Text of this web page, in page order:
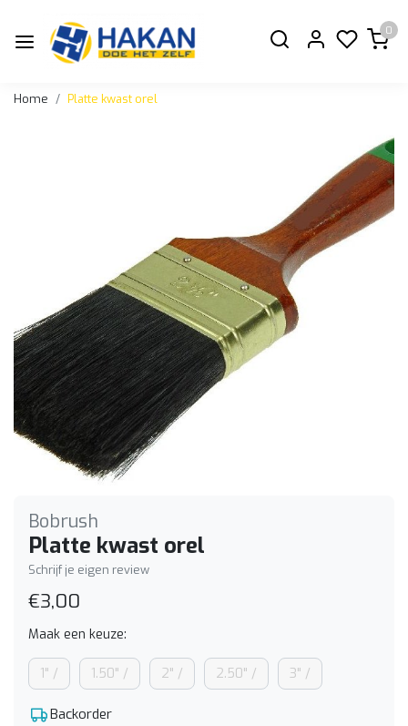
0
Home Platte kwast orel
Bobrush
Platte kwast orel
Schrijf je eigen review
€3,00
Maak een keuze:
1" / 1.50" / 2" / 2.50" / 3" /
Backorder